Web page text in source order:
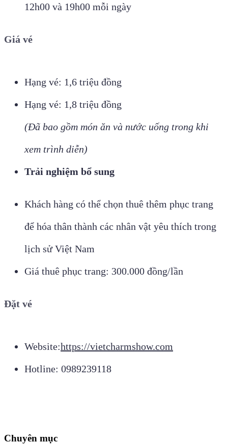
12h00 và 19h00 mỗi ngày
Giá vé
Hạng vé: 1,6 triệu đồng
Hạng vé: 1,8 triệu đồng
(Đã bao gồm món ăn và nước uống trong khi
xem trình diễn)
Trải nghiệm bổ sung
Khách hàng có thể chọn thuê thêm phục trang
để hóa thân thành các nhân vật yêu thích trong
lịch sử Việt Nam
Giá thuê phục trang: 300.000 đồng/lần
Đặt vé
Website:https://vietcharmshow.com
Hotline: 0989239118
Chuyên mục